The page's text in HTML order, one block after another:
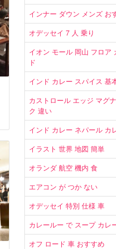
インナー ダウン メンズ お
オデッセイ 7 人 乗り
イオン モール 岡山 フロア
ド
インド カレー スパイス 基
カストロール エッジ マグ
ク 違い
インド カレー ネパール カ
イラスト 世界 地図 簡単
オランダ 航空 機内 食
エアコン が つか ない
オデッセイ 特別 仕様 車
カレールー で スープ カレ
オフ ロード 車 おすすめ